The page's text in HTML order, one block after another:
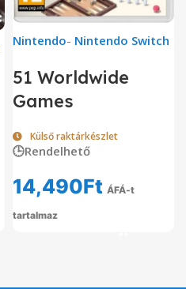
Nintendo- Nintendo Switch
51 Worldwide
Games
Külső raktárkészlet
🕒Rendelhető
14,490Ft ÁFÁ-t
tartalmaz